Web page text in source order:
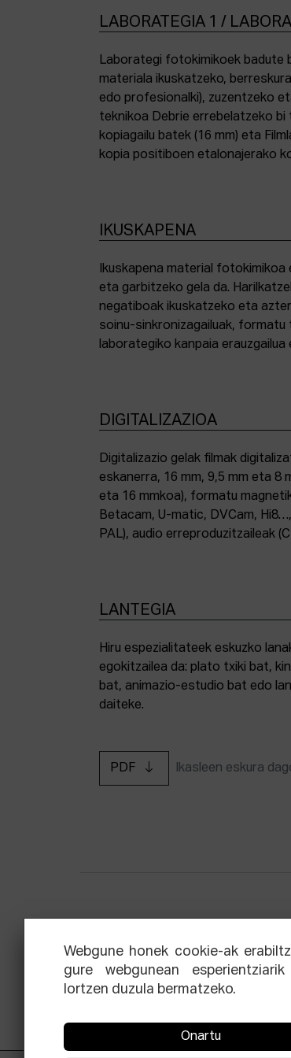
LABORATEGIA 1 /
Laborategi fotokimikoek badute
materiala ikuskatzeko,
edo profesionalki), zuzentzeko
teknikoa Debrie errebelatzeko
kopiagailu batek (16 mm) eta
kopia positiboen etalonajerako
IKUSKAPENA
Ikuskapena material
eta garbitzeko gela da.
negatiboak ikuskatzeko eta
soinu-sinkronizagailuak,
laborategiko kanpaia
DIGITALIZAZIOA
Digitalizazio gelak filmak
eskanerra, 16 mm, 9,5 mm eta 8
eta 16 mmkoa), formatu
Betacam, U-matic, DVCam,
PAL), audio erreproduzitzaileak
LANTEGIA
Hiru espezialitateek eskuzko
egokitzailea da: plato txiki bat,
bat, animazio-estudio bat edo
daiteke.
PDF Ikasleen eskura
Webgune honek cookie-ak
gure webgunean
lortzen duzula bermatzeko.
Onartu